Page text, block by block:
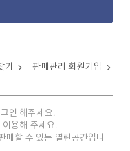
기 판매관리 회원가입
인 해주세요.
이용해 주세요.
매할 수 있는 열린공간입니